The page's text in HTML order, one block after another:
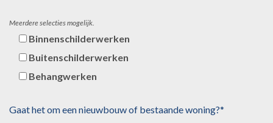
Meerdere selecties mogelijk.
Binnenschilderwerken
Buitenschilderwerken
Behangwerken
Gaat het om een nieuwbouw of bestaande woning?*